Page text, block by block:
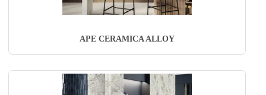
APE CERAMICA ALLOY